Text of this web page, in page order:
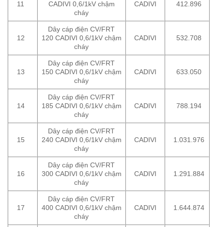
11
CADIVI 0,6/1kV chậm
cháy
CADIVI 412.896
12
Dây cáp điện CV/FRT
120 CADIVI 0,6/1kV chậm
cháy
CADIVI 532.708
13
Dây cáp điện CV/FRT
150 CADIVI 0,6/1kV chậm
cháy
CADIVI 633.050
14
Dây cáp điện CV/FRT
185 CADIVI 0,6/1kV chậm
cháy
CADIVI 788.194
15
Dây cáp điện CV/FRT
240 CADIVI 0,6/1kV chậm
cháy
CADIVI 1.031.976
16
Dây cáp điện CV/FRT
300 CADIVI 0,6/1kV chậm
cháy
CADIVI 1.291.884
17
Dây cáp điện CV/FRT
400 CADIVI 0,6/1kV chậm
cháy
CADIVI 1.644.874